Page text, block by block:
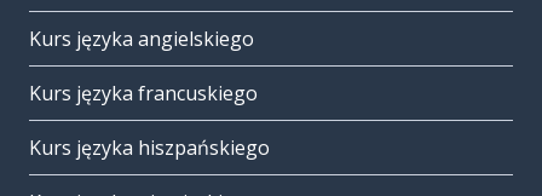
Kurs języka angielskiego
Kurs języka francuskiego
Kurs języka hiszpańskiego